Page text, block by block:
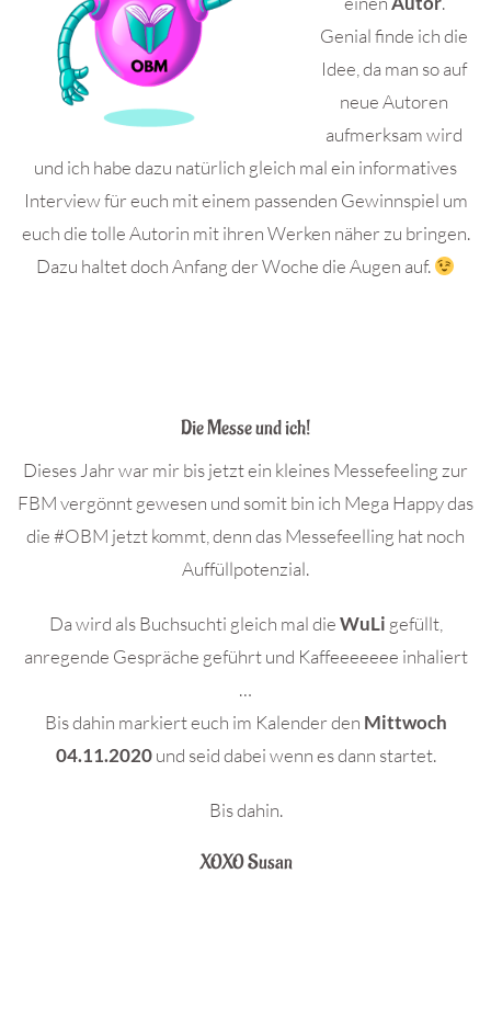
Genial finde ich die
Idee, da man so auf
neue Autoren
aufmerksam wird
und ich habe dazu natürlich gleich mal ein informatives
Interview für euch mit einem passenden Gewinnspiel um
euch die tolle Autorin mit ihren Werken näher zu bringen.
Dazu haltet doch Anfang der Woche die Augen auf.
Die Messe und ich!
Dieses Jahr war mir bis jetzt ein kleines Messefeeling zur
FBM vergönnt gewesen und somit bin ich Mega Happy das
die #OBM jetzt kommt, denn das Messefeelling hat noch
Auffüllpotenzial.
Da wird als Buchsuchti gleich mal dieWuLi gefüllt,
anregende Gespräche geführt und Kaffeeeeeee inhaliert
…
Bis dahin markiert euch im Kalender den Mittwoch
04.11.2020und seid dabei wenn es dann startet.
Bis dahin.
XOXO Susan